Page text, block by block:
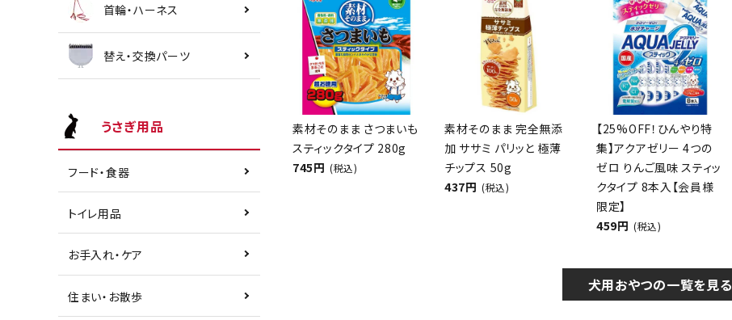
首輪・ハーネス
替え・交換パーツ
うさぎ用品
フード・食器
トイレ用品
お手入れ・ケア
住まい・お散歩
素材そのまま さつまいも
スティックタイプ 280g
745円 (税込)
素材そのまま 完全無添
加 ササミ パリッと 極薄
チップス 50g
437円 (税込)
【25%OFF！ひんやり特
集】アクアゼリー 4つの
ゼロ りんご風味 スティッ
クタイプ 8本入【会員様
限定】
459円 (税込)
犬用おやつの一覧を見る